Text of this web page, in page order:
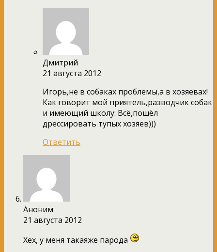
Дмитрий
21 августа 2012
Игорь,не в собаках проблемы,а в хозяевах!
Как говорит мой приятель,разводчик собак
и имеющий школу: Всё,пошёл
дрессировать тупых хозяев)))
Ответить
Аноним
21 августа 2012
Хех, у меня такаяже парода